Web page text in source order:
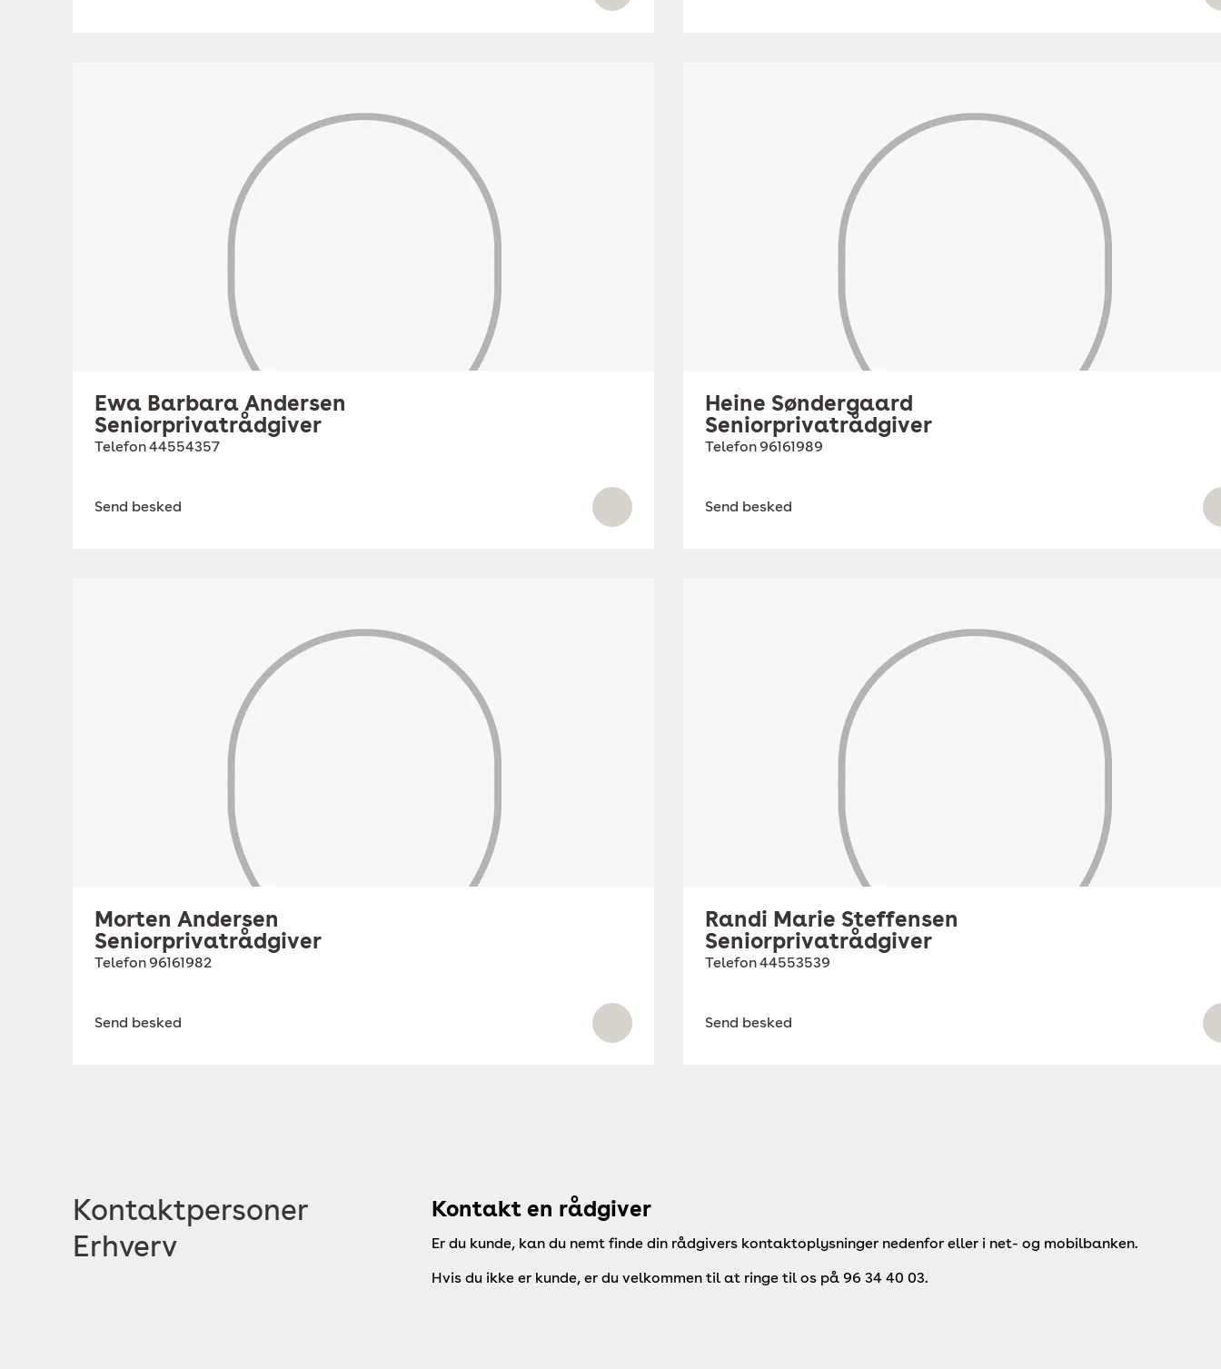
Ewa Barbara Andersen
Seniorprivatrådgiver
Telefon44554357
Send besked
Heine Søndergaard
Seniorprivatrådgiver
Telefon96161989
Send besked
Morten Andersen
Seniorprivatrådgiver
Telefon96161982
Send besked
Randi Marie Steffensen
Seniorprivatrådgiver
Telefon44553539
Send besked
Kontaktpersoner
Erhverv
Kontakt en rådgiver
Er du kunde, kan du nemt finde din rådgivers kontaktoplysninger nedenfor eller i net- og mobilbanken.
Hvis du ikke er kunde, er du velkommen til at ringe til os på 96 34 40 03.